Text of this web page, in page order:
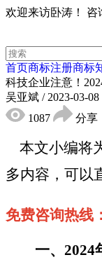
欢迎来访卧涛！ 咨
首页商标注册商标
科技企业注意！
吴亚斌 / 2023-03-
1087
分享
本文小编将
多内容，可以
免费咨询热线：
一、 2024